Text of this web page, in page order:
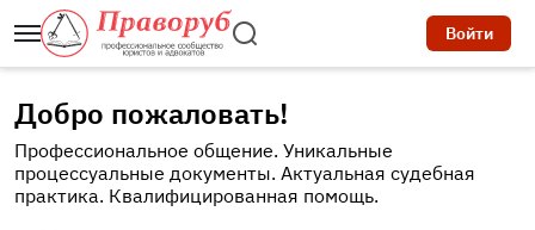
Войти
Добро пожаловать!
Профессиональное общение. Уникальные
процессуальные документы. Актуальная судебная
практика. Квалифицированная помощь.